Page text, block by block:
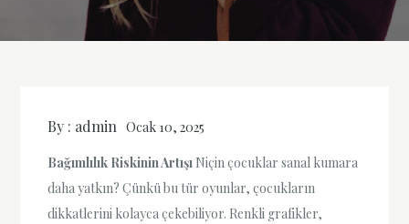
By : admin Ocak 10, 2025
Bağımlılık Riskinin Artışı Niçin çocuklar sanal kumara
daha yatkın? Çünkü bu tür oyunlar, çocukların
dikkatlerini kolayca çekebiliyor. Renkli grafikler,